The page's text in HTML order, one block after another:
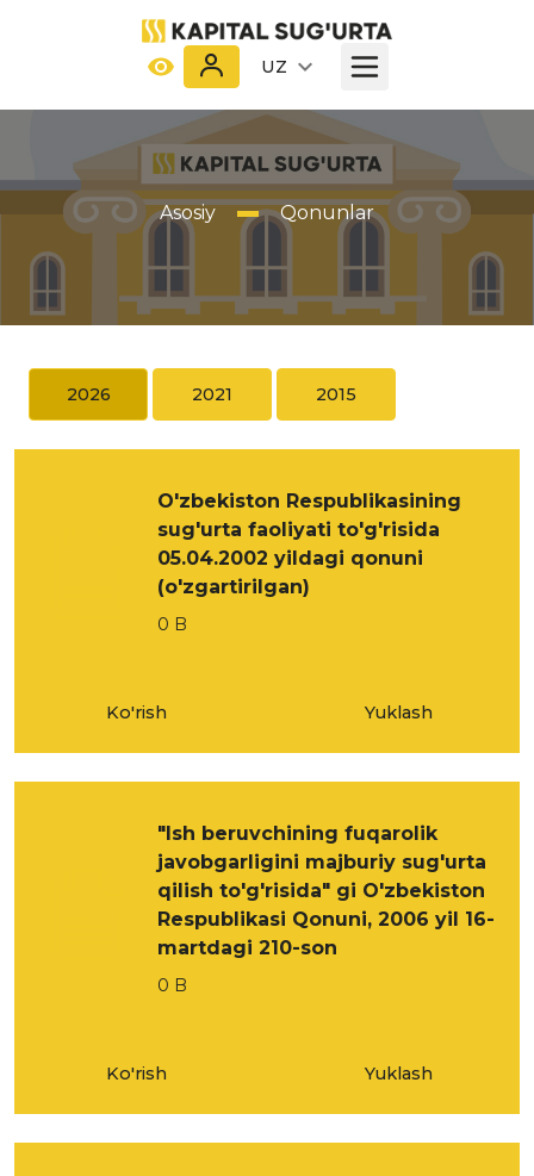
UZ
Asosiy Qonunlar
2026 2021 2015
O'zbekiston Respublikasining
sug'urta faoliyati to'g'risida
05.04.2002 yildagi qonuni
(o'zgartirilgan)
0 B
Ko'rish Yuklash
"Ish beruvchining fuqarolik
javobgarligini majburiy sug'urta
qilish to'g'risida" gi O'zbekiston
Respublikasi Qonuni, 2006 yil 16-
martdagi 210-son
0 B
Ko'rish Yuklash